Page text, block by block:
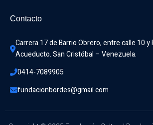
Contacto
Carrera 17 de Barrio Obrero, entre calle 10 y
Acueducto. San Cristóbal – Venezuela.
0414-7089905
fundacionbordes@gmail.com